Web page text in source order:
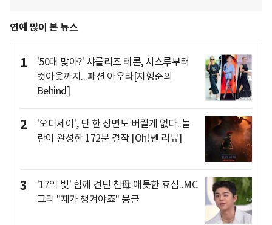
연예 많이 본 뉴스
1
'50대 맞아?' 샤를리즈 테론, 시스루부터
컷아웃까지...패션 아우라[지형준의
Behind]
2
'오디세이', 단 한 장면도 버릴게 없다..놀
란이 완성한 172분 걸작 [Oh!쎈 리뷰]
3
'17억 빚' 함께 견딘 친母 애틋한 효심..MC
그리 "제가 챙겨야죠" 뭉클